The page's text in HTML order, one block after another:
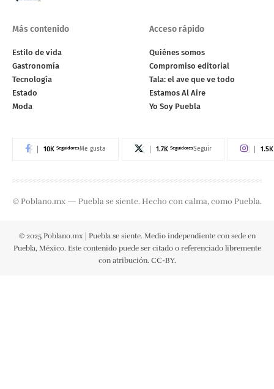
Más contenido
Estilo de vida
Gastronomía
Tecnología
Estado
Moda
Acceso rápido
Quiénes somos
Compromiso editorial
Tala: el ave que ve todo
Estamos Al Aire
Yo Soy Puebla
10K SeguidoresMe gusta 1.7K SeguidoresSeguir 1.5K
© Poblano.mx — Puebla se siente. Hecho con calma, como Puebla.
© 2025 Poblano.mx | Puebla se siente. Medio independiente con sede en
Puebla, México. Este contenido puede ser citado o referenciado libremente
con atribución. CC-BY.